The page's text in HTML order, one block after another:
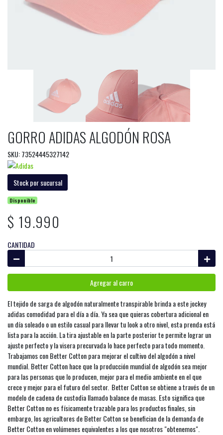
GORRO ADIDAS ALGODÓN ROSA
SKU: 73524445327142
Stock por sucursal
Disponible
$ 19.990
CANTIDAD
Agregar al carro
El tejido de sarga de algodón naturalmente transpirable brinda a este jockey
adidas comodidad para el día a día. Ya sea que quieras cobertura adicional en
un día soleado o un estilo casual para llevar tu look a otro nivel, esta prenda está
lista para la acción. La tira ajustable en la parte posterior te permite lograr un
ajuste perfecto y la visera precurvada lo hace perfecto para todo momento.
Trabajamos con Better Cotton para mejorar el cultivo del algodón a nivel
mundial. Better Cotton hace que la producción mundial de algodón sea mejor
para las personas que lo producen, mejor para el medio ambiente en el que
crece y mejor para el futuro del sector. Better Cotton se obtiene a través de un
modelo de cadena de custodia llamado balance de masas. Esto significa que
Better Cotton no es físicamente trazable para los productos finales, sin
embargo, los agricultores de Better Cotton se benefician de la demanda de
Better Cotton en volúmenes equivalentes a los que nosotros "obtenemos".